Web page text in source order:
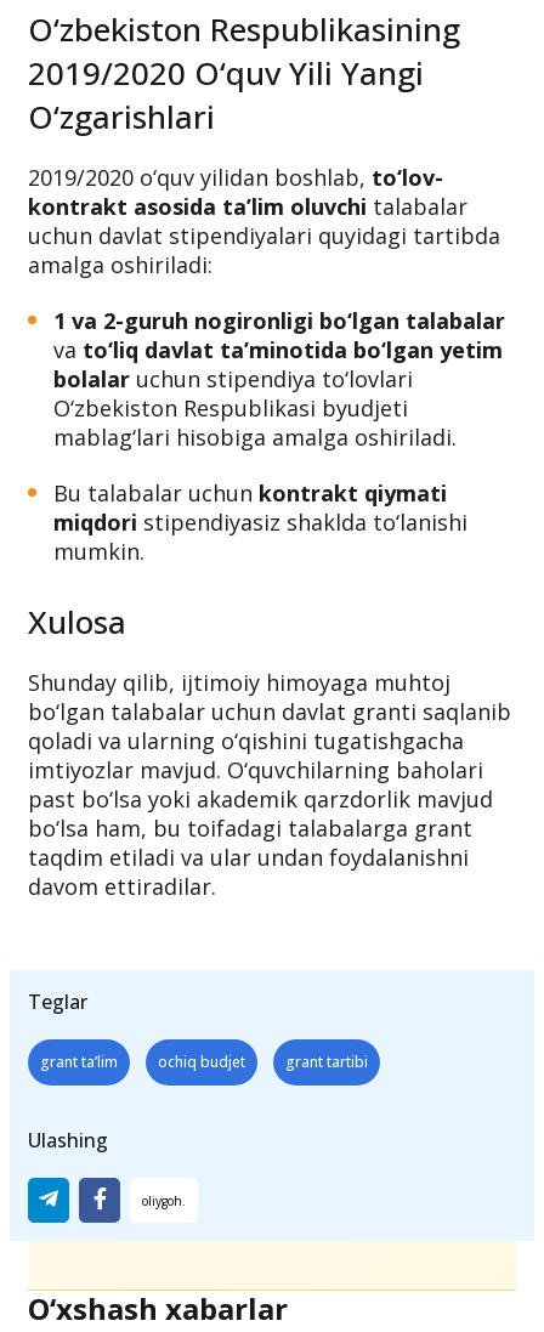
O‘zbekiston Respublikasining
2019/2020 O‘quv Yili Yangi
O‘zgarishlari
2019/2020 o‘quv yilidan boshlab, to‘lov-
kontrakt asosida ta’lim oluvchi talabalar
uchun davlat stipendiyalari quyidagi tartibda
amalga oshiriladi:
1 va 2-guruh nogironligi bo‘lgan talabalar
va to‘liq davlat ta’minotida bo‘lgan yetim
bolalar uchun stipendiya to‘lovlari
O‘zbekiston Respublikasi byudjeti
mablag‘lari hisobiga amalga oshiriladi.
Bu talabalar uchun kontrakt qiymati
miqdori stipendiyasiz shaklda to‘lanishi
mumkin.
Xulosa
Shunday qilib, ijtimoiy himoyaga muhtoj
bo‘lgan talabalar uchun davlat granti saqlanib
qoladi va ularning o‘qishini tugatishgacha
imtiyozlar mavjud. O‘quvchilarning baholari
past bo‘lsa yoki akademik qarzdorlik mavjud
bo‘lsa ham, bu toifadagi talabalarga grant
taqdim etiladi va ular undan foydalanishni
davom ettiradilar.
Teglar
grant ta’lim ochiq budjet grant tartibi
Ulashing
O‘xshash xabarlar